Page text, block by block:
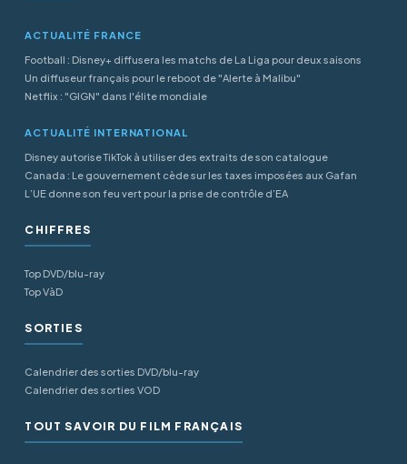
ACTUALITÉ FRANCE
Football : Disney+ diffusera les matchs de La Liga pour deux saisons
Un diffuseur français pour le reboot de "Alerte à Malibu"
Netflix : "GIGN" dans l'élite mondiale
ACTUALITÉ INTERNATIONAL
Disney autorise TikTok à utiliser des extraits de son catalogue
Canada : Le gouvernement cède sur les taxes imposées aux Gafan
L’UE donne son feu vert pour la prise de contrôle d’EA
CHIFFRES
Top DVD/blu-ray
Top VàD
SORTIES
Calendrier des sorties DVD/blu-ray
Calendrier des sorties VOD
TOUT SAVOIR DU FILM FRANÇAIS